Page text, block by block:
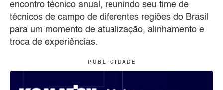
encontro técnico anual, reunindo seu time de
técnicos de campo de diferentes regiões do Brasil
para um momento de atualização, alinhamento e
troca de experiências.
P U B L I C I D A D E